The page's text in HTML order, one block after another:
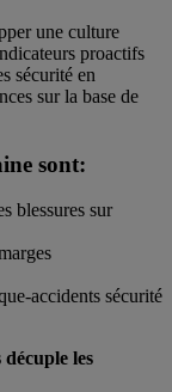
une culture
proactifs
sécurité en
sur la base de
sont:
blessures sur
accidents sécurité
les